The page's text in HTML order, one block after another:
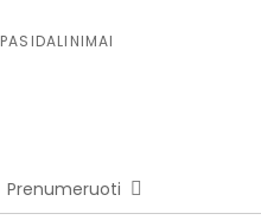
PASIDALINIMAI
Prenumeruoti